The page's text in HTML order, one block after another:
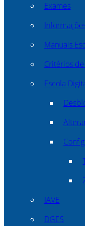
Exames
Manuais
Critérios
Escola
IAVE
DGES